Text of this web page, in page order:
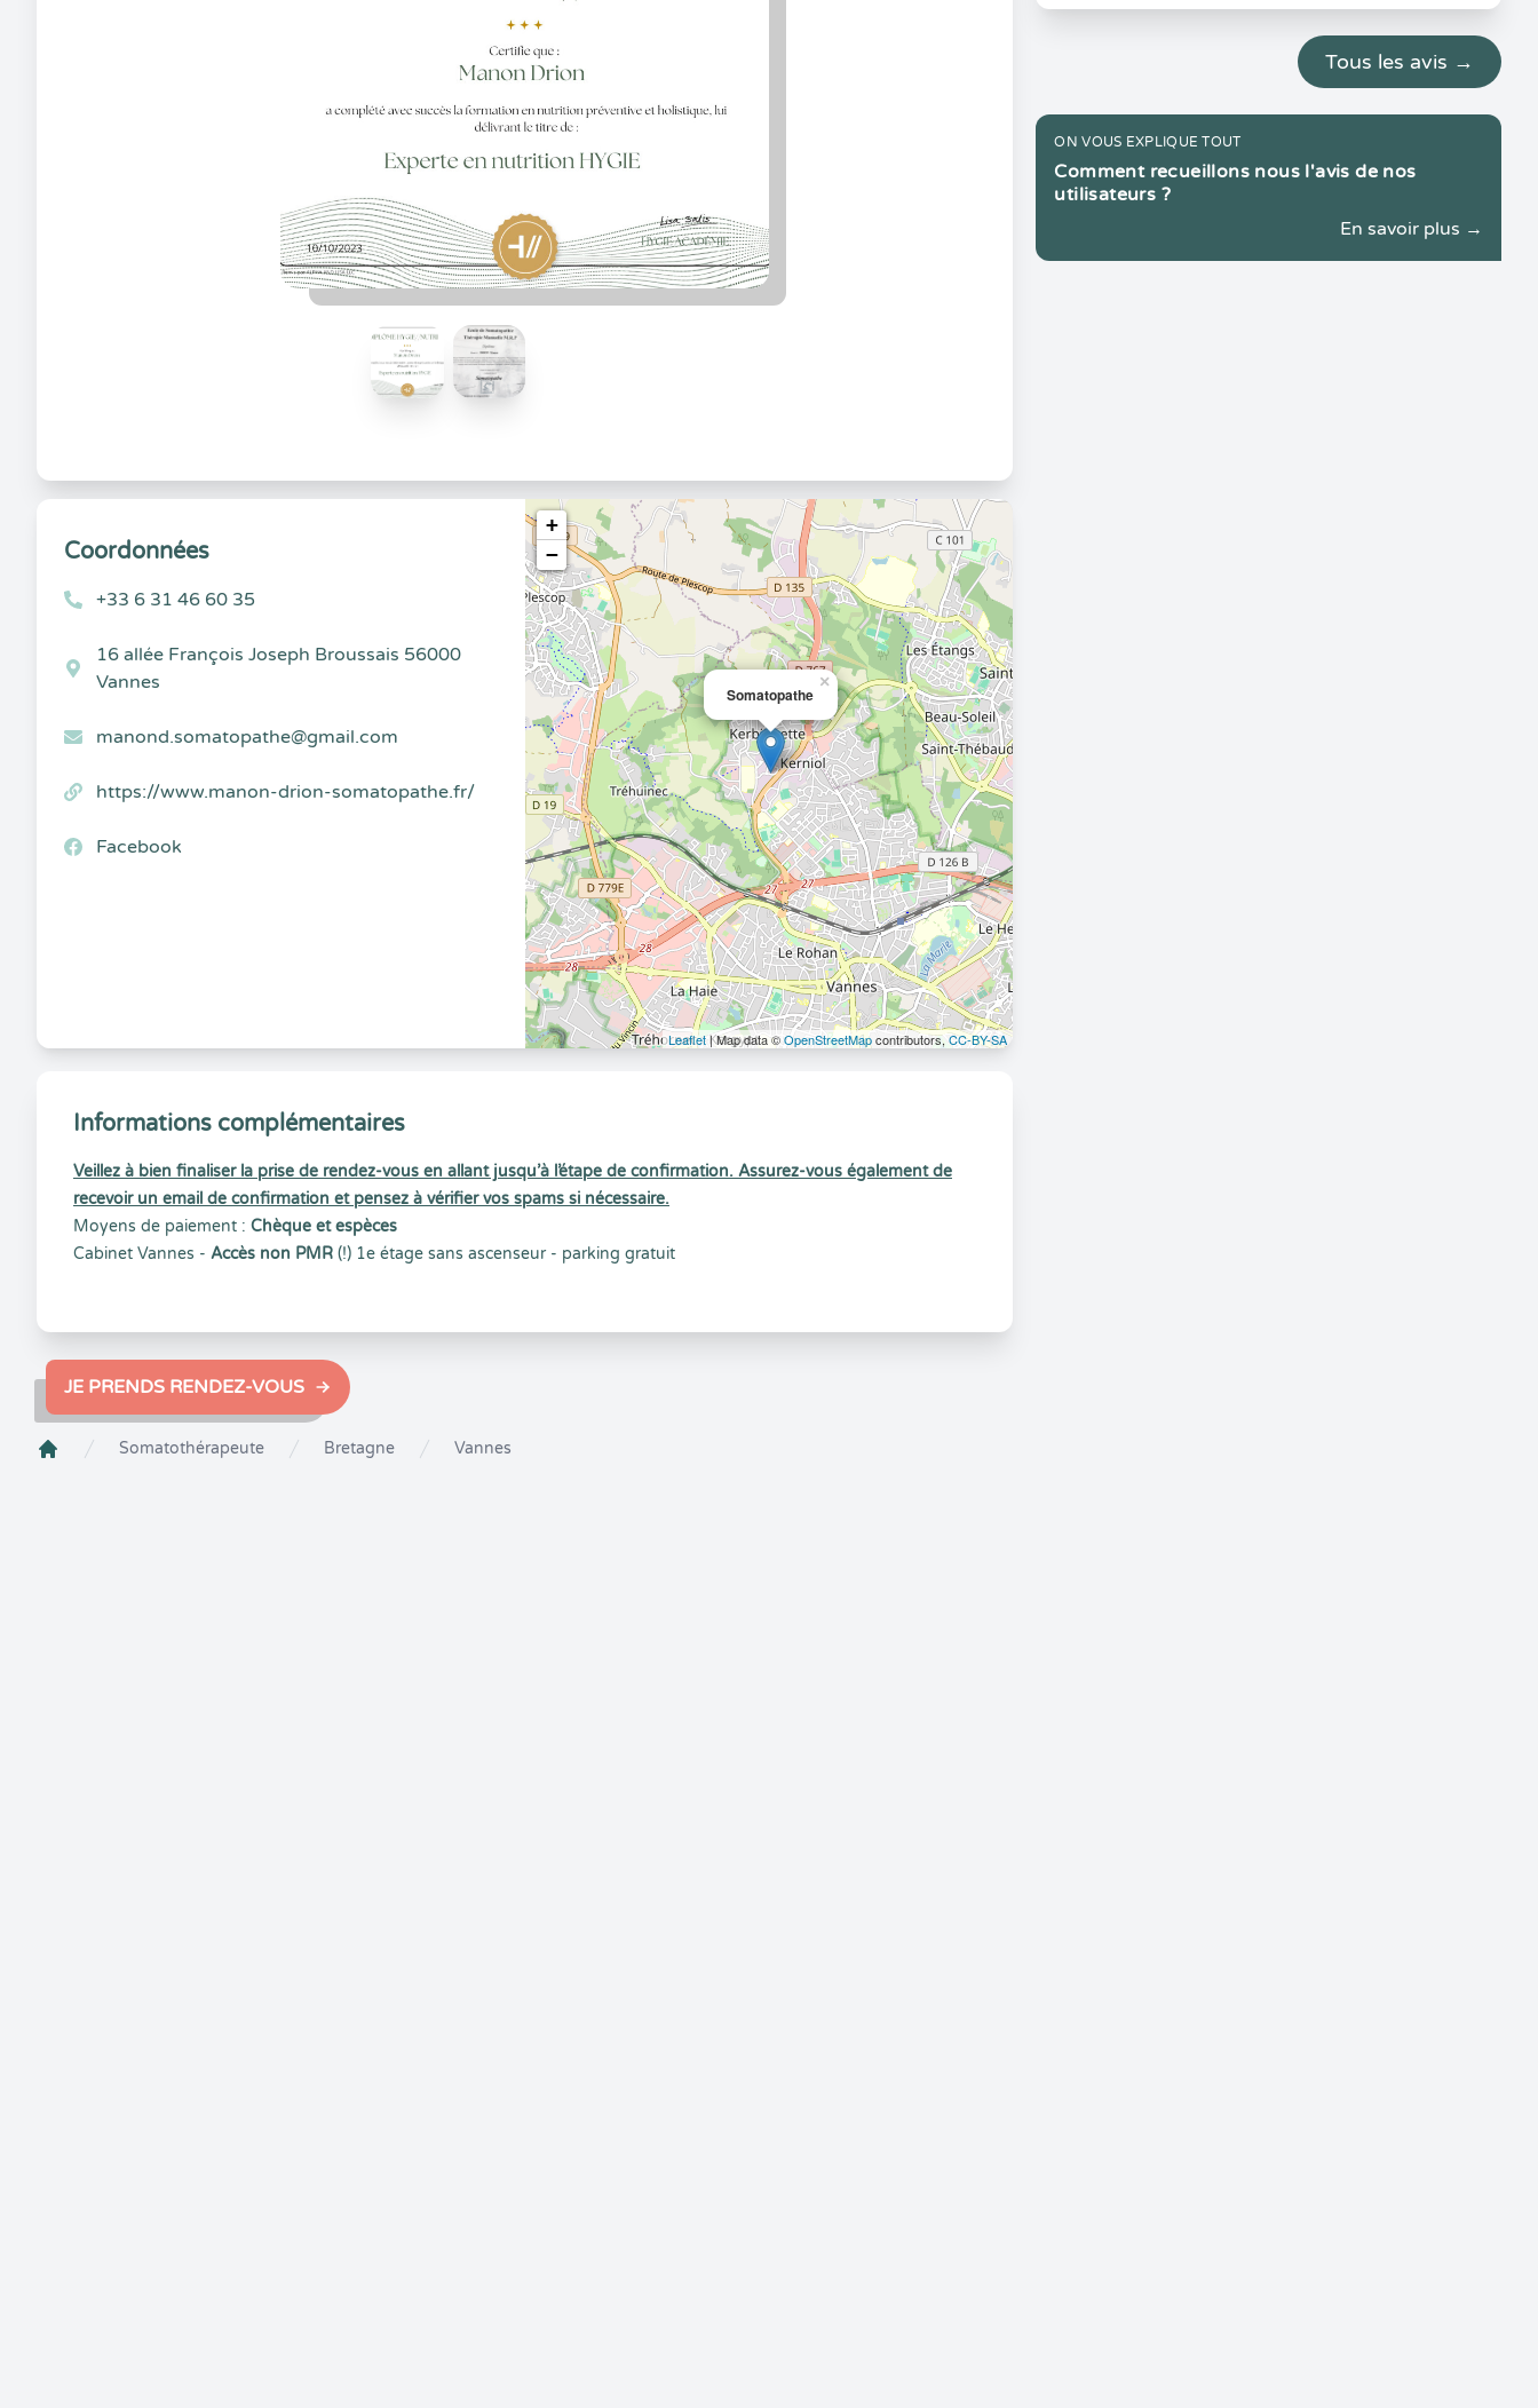
Coordonnées
+33 6 31 46 60 35
16 allée François Joseph Broussais 56000
Vannes
manond.somatopathe@gmail.com
https://www.manon-drion-somatopathe.fr/
Facebook
Somatopathe
×
+
−
Leaflet| Map data ©OpenStreetMapcontributors,CC-BY-SA
Informations complémentaires
Veillez à bien finaliser la prise de rendez-vous en allant jusqu’à l’étape de confirmation. Assurez-vous également de
recevoir un email de confirmation et pensez à vérifier vos spams si nécessaire.
Moyens de paiement : Chèque et espèces
Cabinet Vannes - Accès non PMR (!) 1e étage sans ascenseur - parking gratuit
Tous les avis →
ON VOUS EXPLIQUE TOUT
Comment recueillons nous l'avis de nos
utilisateurs ?
En savoir plus →
JE PRENDS RENDEZ-VOUS
Somatothérapeute Bretagne Vannes